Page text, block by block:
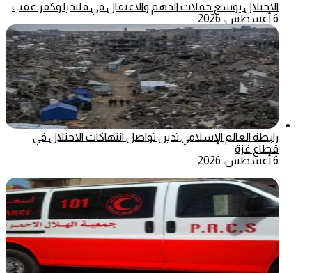
الاحتلال يوسع حملات الدهم والاعتقال في قلنديا وكفر عقب
6 أغسطس، 2026
رابطة العالم الإسلامي تدين تواصل انتهاكات الاحتلال في
قطاع غزة
6 أغسطس، 2026